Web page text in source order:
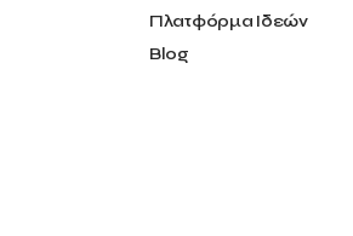
Πλατφόρμα Ιδεών
Blog